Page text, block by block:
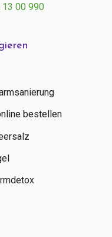
(0)85 13 00 990
bestellen
13 00 990